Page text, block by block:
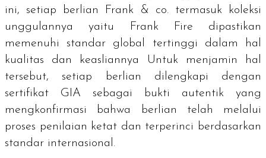
ini, setiap berlian Frank & co. termasuk koleksi
unggulannya yaitu Frank Fire dipastikan
memenuhi standar global tertinggi dalam hal
kualitas dan keasliannya Untuk menjamin hal
tersebut, setiap berlian dilengkapi dengan
sertifikat GIA sebagai bukti autentik yang
mengkonfirmasi bahwa berlian telah melalui
proses penilaian ketat dan terperinci berdasarkan
standar internasional.